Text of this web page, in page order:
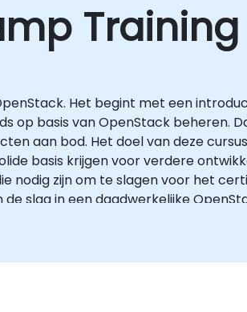
Het begint met een
op basis van OpenStack beheren.
aan bod. Het doel van deze
basis krijgen voor verdere
nodig zijn om te slagen voor het
slag in een daadwerkelijke